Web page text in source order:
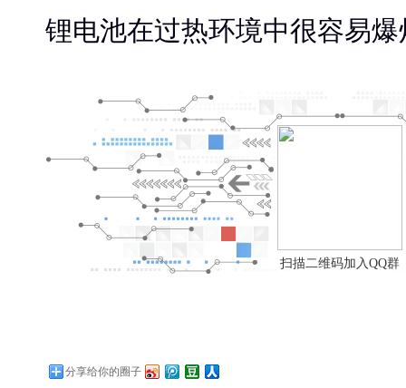
锂电池在过热环境中很容易爆
扫描二维码加入QQ群
分享给你的圈子